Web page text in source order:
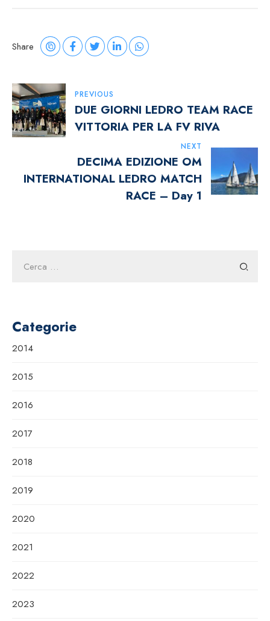
Share
Navigazione
Articoli
PREVIOUS
DUE GIORNI LEDRO TEAM RACE
VITTORIA PER LA FV RIVA
NEXT
DECIMA EDIZIONE OM
INTERNATIONAL LEDRO MATCH
RACE – Day 1
per:
Categorie
2014
2015
2016
2017
2018
2019
2020
2021
2022
2023